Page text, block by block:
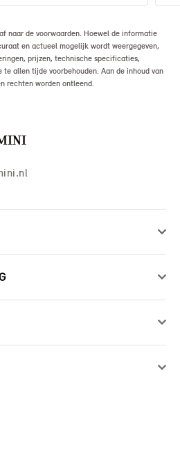
naar de voorwaarden. Hoewel de informatie
en actueel mogelijk wordt weergegeven,
prijzen, technische specificaties,
allen tijde voorbehouden. Aan de inhoud van
rechten worden ontleend.